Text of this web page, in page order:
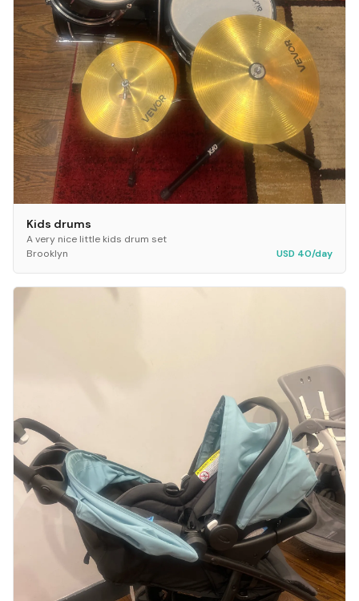
Kids drums
A very nice little kids drum set
Brooklyn
USD 40/day